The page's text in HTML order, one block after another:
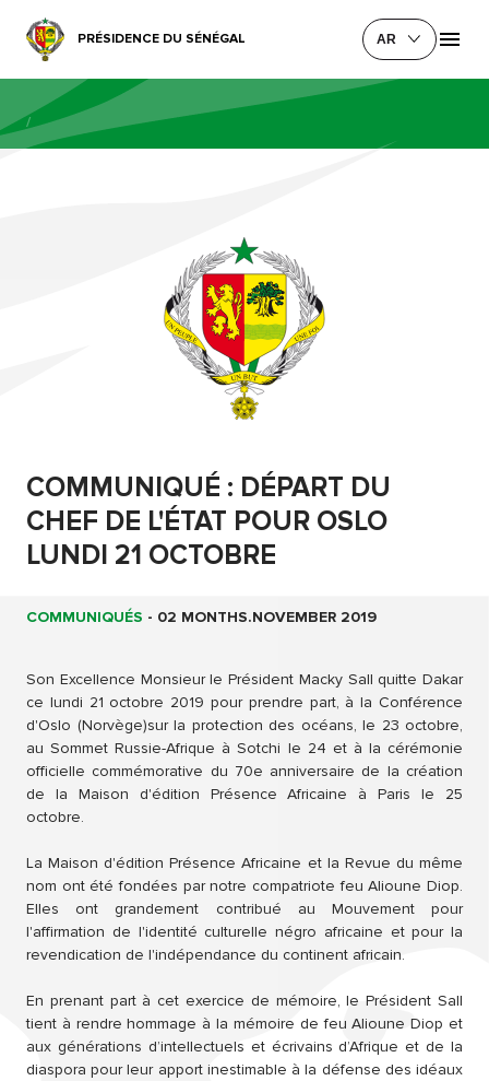
PRÉSIDENCE DU SÉNÉGAL AR
/
COMMUNIQUÉ : DÉPART DU
CHEF DE L'ÉTAT POUR OSLO
LUNDI 21 OCTOBRE
COMMUNIQUÉS - 02 MONTHS.NOVEMBER 2019
Son Excellence Monsieur le Président Macky Sall quitte Dakar
ce lundi 21 octobre 2019 pour prendre part, à la Conférence
d'Oslo (Norvège)sur la protection des océans, le 23 octobre,
au Sommet Russie-Afrique à Sotchi le 24 et à la cérémonie
officielle commémorative du 70e anniversaire de la création
de la Maison d'édition Présence Africaine à Paris le 25
octobre.
La Maison d'édition Présence Africaine et la Revue du même
nom ont été fondées par notre compatriote feu Alioune Diop.
Elles ont grandement contribué au Mouvement pour
l'affirmation de l'identité culturelle négro africaine et pour la
revendication de l'indépendance du continent africain.
En prenant part à cet exercice de mémoire, le Président Sall
tient à rendre hommage à la mémoire de feu Alioune Diop et
aux générations d’intellectuels et écrivains d’Afrique et de la
diaspora pour leur apport inestimable à la défense des idéaux